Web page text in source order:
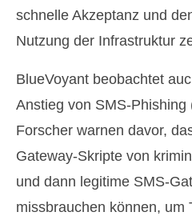
schnelle Akzeptanz und
Nutzung der Infrastruktur
BlueVoyant beobachtet
Anstieg von SMS-Phishing
Forscher warnen davor,
Gateway-Skripte von
und dann legitime SMS-
missbrauchen können, um